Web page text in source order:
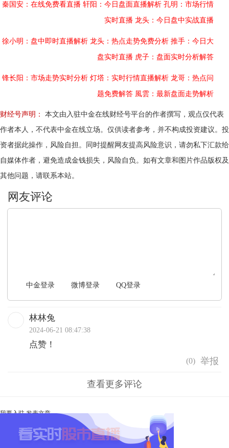
秦国安：在线免费看直播 轩阳：今日盘面直播解析 孔明：市场行情
实时直播 龙头：今日盘中实战直播
徐小明：盘中即时直播解析 龙头：热点走势免费分析 推手：今日大
盘实时直播 虎子：盘面实时分析解答
锋长阳：市场走势实时分析 灯塔：实时行情直播解析 龙哥：热点问
题免费解答 風雲：最新盘面走势解析
财经号声明：
本文由入驻中金在线财经号平台的作者撰写，观点仅代表
作者本人，不代表中金在线立场。仅供读者参考，并不构成投资建议。投
资者据此操作，风险自担。同时提醒网友提高风险意识，请勿私下汇款给
自媒体作者，避免造成金钱损失，风险自负。如有文章和图片作品版权及
其他问题，请联系本站。
中金登录 微博登录 QQ登录
林林兔
2024-06-21 08:47:38
点赞！
(0)
查看更多评论
我要入驻 发表文章
Ta未开启直播